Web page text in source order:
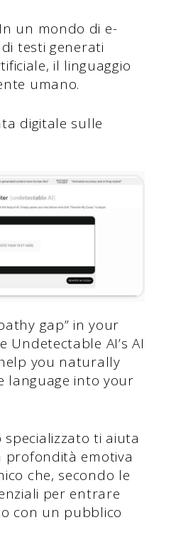
un mondo di e-
testi generati
il linguaggio
umano.
digitale sulle
gap” in your
Undetectable AI’s AI
you naturally
language into your
ti aiuta
emotiva
che, secondo le
per entrare
con un pubblico